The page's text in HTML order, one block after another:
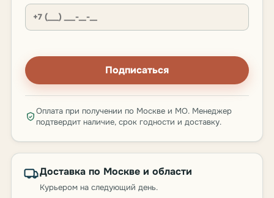
Подписаться
Оплата при получении по Москве и МО. Менеджер
подтвердит наличие, срок годности и доставку.
Доставка по Москве и области
Курьером на следующий день.